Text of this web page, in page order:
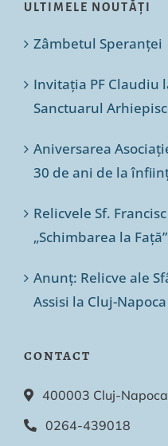
ULTIMELE NOUTĂȚI
Zâmbetul Speranței
Invitația PF Claudiu
Sanctuarul
Aniversarea
30 de ani de la
Relicvele Sf.
„Schimbarea la
Anunț: Relicve ale
Assisi la Cluj-Napoca
CONTACT
400003 Cluj-
0264-439018